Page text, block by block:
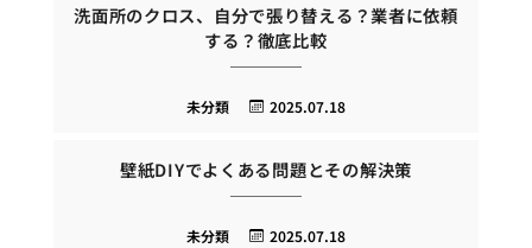
洗面所のクロス、自分で張り替える？業者に依頼
する？徹底比較
2025.07.18
未分類
壁紙DIYでよくある問題とその解決策
2025.07.18
未分類